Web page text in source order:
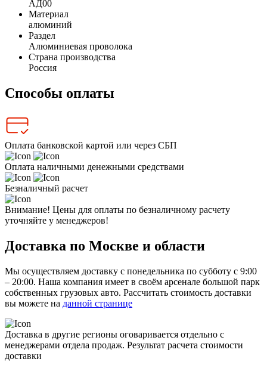
АД00
Материал
алюминий
Раздел
Алюминиевая проволока
Страна производства
Россия
Способы оплаты
Оплата банковской картой или через СБП
Оплата наличными денежными средствами
Безналичный расчет
Внимание! Цены для оплаты по безналичному расчету
уточняйте у менеджеров!
Доставка по Москве и области
Мы осуществляем доставку с понедельника по субботу с 9:00
– 20:00. Наша компания имеет в своём арсенале большой парк
собственных грузовых авто. Рассчитать стоимость доставки
вы можете на данной странице
Доставка в другие регионы оговаривается отдельно с
менеджерами отдела продаж. Результат расчета стоимости
доставки